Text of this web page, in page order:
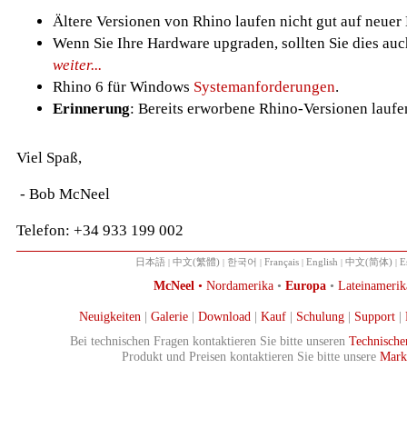
Ältere Versionen von Rhino laufen nicht gut auf
Wenn Sie Ihre Hardware upgraden, sollten Sie dies
weiter...
Rhino 6 für Windows Systemanforderungen.
Erinnerung: Bereits erworbene Rhino-Versionen
Viel Spaß,
- Bob McNeel
Telefon: +34 933 199 002
日本語| 中文(繁體) | 한국어 | Français| English | 中文(简体) |
McNeel • Nordamerika• Europa•
Neuigkeiten | Galerie | Download | Kauf | Schulung | Support |
Bei technischen Fragen kontaktieren Sie bitte unseren
Produkt und Preisen kontaktieren Sie bitte unsere